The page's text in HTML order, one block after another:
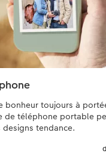
bonheur toujours à
de téléphone portable
designs tendance.